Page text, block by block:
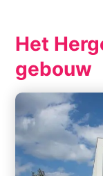
Het
gebouw